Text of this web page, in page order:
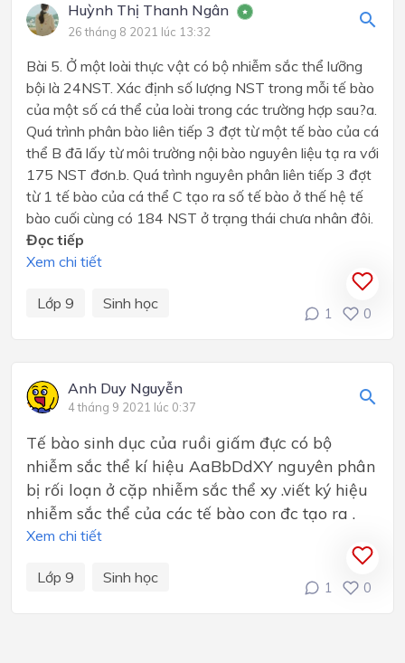
Huỳnh Thị Thanh Ngân
26 tháng 8 2021 lúc 13:32
Bài 5. Ở một loài thực vật có bộ nhiễm sắc thể lưỡng
bội là 24NST. Xác định số lượng NST trong mỗi tế bào
của một số cá thể của loài trong các trường hợp sau?a.
Quá trình phân bào liên tiếp 3 đợt từ một tế bào của cá
thể B đã lấy từ môi trường nội bào nguyên liệu tạ ra với
175 NST đơn.b. Quá trình nguyên phân liên tiếp 3 đợt
từ 1 tế bào của cá thể C tạo ra số tế bào ở thế hệ tế
bào cuối cùng có 184 NST ở trạng thái chưa nhân đôi.
Đọc tiếp
Xem chi tiết
Lớp 9 Sinh học
1 0
Anh Duy Nguyễn
4 tháng 9 2021 lúc 0:37
Tế bào sinh dục của ruồi giấm đực có bộ
nhiễm sắc thể kí hiệu AaBbDdXY nguyên phân
bị rối loạn ở cặp nhiễm sắc thể xy .viết ký hiệu
nhiễm sắc thể của các tế bào con đc tạo ra .
Xem chi tiết
Lớp 9 Sinh học
1 0